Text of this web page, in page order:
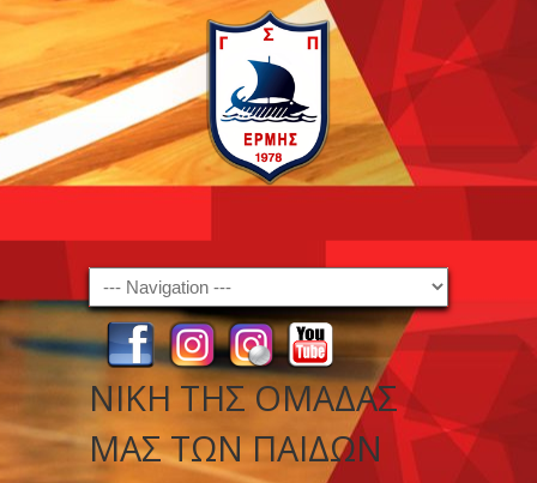
Navigation
ΝΊΚΗ ΤΗΣ ΟΜΆΔΑΣ
ΜΑΣ ΤΩΝ ΠΑΙΔΩΝ